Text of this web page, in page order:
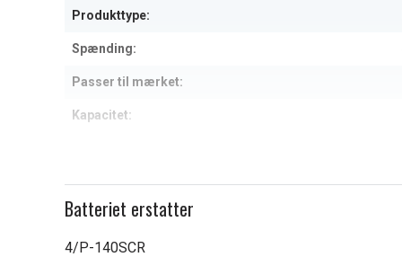
Produkttype:
Spænding:
Passer til mærket:
Kapacitet:
Batteriet erstatter
4/P-140SCR